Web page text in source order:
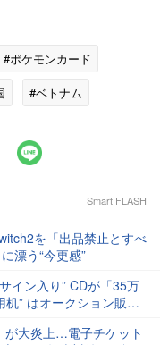
#ポケモンカード
#ベトナム
Smart FLASH
を「出品禁止とすべ
漂う“今更感”
イン入り” CDが「35万
” はオークション販売
が大炎上…電子チケット